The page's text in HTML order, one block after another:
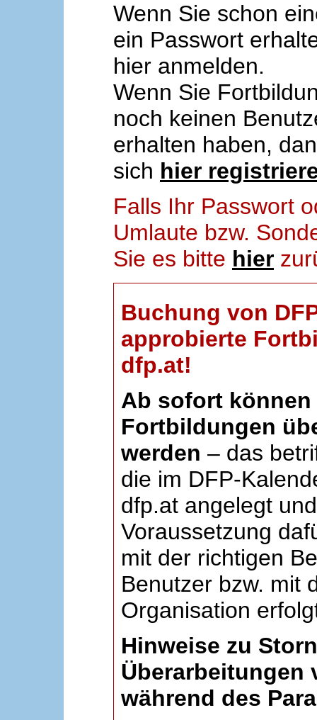
Wenn Sie schon
ein Passwort
hier anmelden.
Wenn Sie
noch keinen
erhalten haben,
sich hier
Falls Ihr Passwort
Umlaute bzw.
Sie es bitte hier
Buchung von
approbierte
dfp.at!
Ab sofort können
Fortbildungen
werden – das
die im DFP-
dfp.at angelegt
Voraussetzung
mit der richtigen
Benutzer bzw. mit
Organisation
Hinweise zu
Überarbeitungen
während des